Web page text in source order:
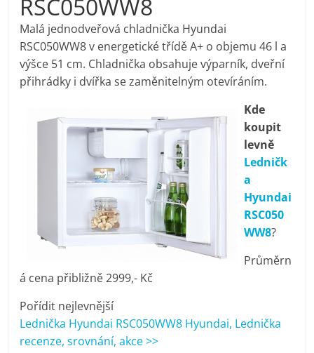
pračky,
televize,
notebooky,
mobilní
telefony,
kávovary,
bazény
elektronika
porovnání
Elektro
RSC050WW8
Malá jednodveřová chladnička Hyundai
RSC050WW8 v energetické třídě A+ o objemu 46 l a
výšce 51 cm. Chladnička obsahuje výparník, dveřní
přihrádky i dvířka se zaměnitelným otevíráním.
Kde
koupit
levně
Ledničk
a
Hyundai
RSC050
WW8?
Průměrn
á cena přibližně 2999,- Kč
Pořídit nejlevnější
Lednička Hyundai RSC050WW8 Hyundai, Lednička
recenze, srovnání, akce >>